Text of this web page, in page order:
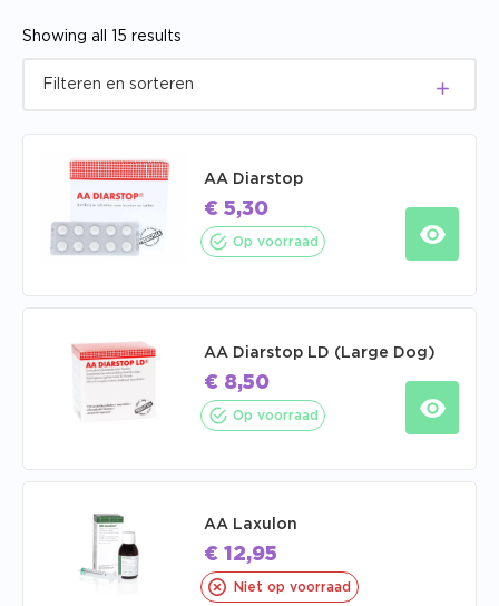
Showing all 15 results
AA Diarstop
€ 5,30
Op voorraad
AA Diarstop LD (Large Dog)
€ 8,50
Op voorraad
AA Laxulon
€ 12,95
Niet op voorraad